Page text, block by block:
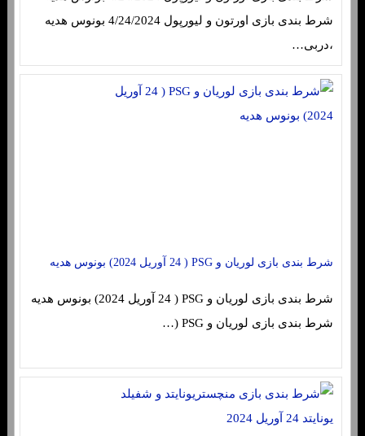
شرط بندی بازی اورتون و لیورپول 4/24/2024 بونوس هدیه
،دربی…
شرط بندی بازی لوریان و PSG ( 24 آوریل 2024) بونوس هدیه
شرط بندی بازی لوریان و PSG ( 24 آوریل 2024) بونوس هدیه
شرط بندی بازی لوریان و PSG (…